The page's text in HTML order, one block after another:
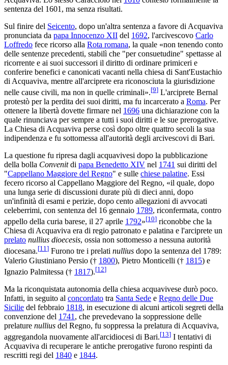
sentenza del 1601, ma senza risultati.
Sul finire del Seicento, dopo un'altra sentenza a favore di Acquaviva
pronunciata da papa Innocenzo XII del 1692, l'arcivescovo Carlo
Loffredo fece ricorso alla Rota romana, la quale «non tenendo conto
delle sentenze precedenti, stabilì che "per consuetudine" spettasse al
ricorrente e ai suoi successori il diritto di ordinare primiceri e
conferire benefici e canonicati vacanti nella chiesa di Sant'Eustachio
di Acquaviva, mentre all'arciprete era riconosciuta la giurisdizione
nelle cause civili, ma non in quelle criminali».[9] L'arciprete Bernal
protestò per la perdita dei suoi diritti, ma fu incarcerato a Roma. Per
ottenere la libertà dovette firmare nel 1696 una dichiarazione con la
quale rinunciava per sempre a tutti i suoi diritti e le sue prerogative.
La Chiesa di Acquaviva perse così dopo oltre quattro secoli la sua
indipendenza e fu sottomessa all'autorità degli arcivescovi di Bari.
La questione fu ripresa dagli acquavivesi dopo la pubblicazione
della bolla Convenitdi papa Benedetto XIV nel 1741 sui diritti del
"Cappellano Maggiore del Regno" e sulle chiese palatine. Essi
fecero ricorso al Cappellano Maggiore del Regno, «il quale, dopo
una lunga serie di discussioni durate più di dieci anni, dopo
un'infinità di esami e perizie, dopo cento allegazioni di avvocati
celeberrimi, con sentenza del 16 gennaio 1789, riconfermata, contro
appello della curia barese, il 27 aprile 1792»[10] riconobbe che la
Chiesa di Acquaviva era di regio patronato e palatina e l'arciprete un
prelato nullius dioecesis, ossia non sottomesso a nessuna autorità
diocesana.[11] Furono tre i prelati nullius dopo la sentenza del 1789:
Valerio Giustiniano Persio († 1800), Pietro Monticelli († 1815) e
Ignazio Palmitessa († 1817).[12]
Ma la riconquistata autonomia della chiesa acquavivese durò poco.
Infatti, in seguito al concordato tra Santa Sede e Regno delle Due
Sicilie del febbraio 1818, in esecuzione di alcuni articoli segreti della
convenzione del 1741 , che prevedevano la soppressione delle
prelature nullius del Regno, fu soppressa la prelatura di Acquaviva,
aggregandola nuovamente all'arcidiocesi di Bari.[13] I tentativi di
Acquaviva di recuperare le antiche prerogative furono respinti da
rescritti regi del 1840 e 1844.